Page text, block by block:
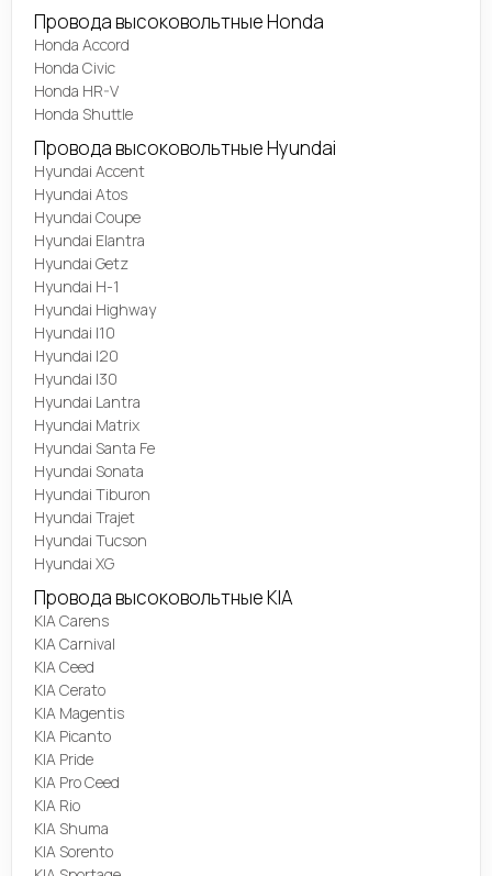
Провода высоковольтные Honda
Honda Accord
Honda Civic
Honda HR-V
Honda Shuttle
Провода высоковольтные Hyundai
Hyundai Accent
Hyundai Atos
Hyundai Coupe
Hyundai Elantra
Hyundai Getz
Hyundai H-1
Hyundai Highway
Hyundai I10
Hyundai I20
Hyundai I30
Hyundai Lantra
Hyundai Matrix
Hyundai Santa Fe
Hyundai Sonata
Hyundai Tiburon
Hyundai Trajet
Hyundai Tucson
Hyundai XG
Провода высоковольтные KIA
KIA Carens
KIA Carnival
KIA Ceed
KIA Cerato
KIA Magentis
KIA Picanto
KIA Pride
KIA Pro Ceed
KIA Rio
KIA Shuma
KIA Sorento